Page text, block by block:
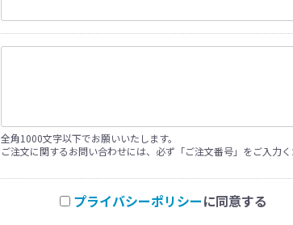
全角1000文字以下でお願いいたします。
ご注文に関するお問い合わせには、必ず「ご注文番号」をご入力く
プライバシーポリシーに同意する